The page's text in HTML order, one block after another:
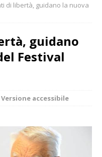
di libertà, guidano la nuova
guidano
Festival
Versione accessibile